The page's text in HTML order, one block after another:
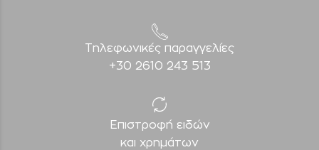
Τηλεφωνικές παραγγελίες
+30 2610 243 513
Επιστροφή ειδών
και χρημάτων